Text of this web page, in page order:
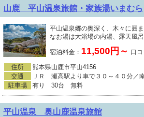
山鹿 平山温泉旅館・家族湯いまむら
平山温泉郷の奥深く、木々に囲
なお湯は大浴場の内湯、露天風
宿泊料金： 11,500円～ 口コ
住所
熊本県山鹿市平山4156
交通
ＪＲ 瀬高駅より車で３０～４０分／
駐車場
有り 30台 無料
平山温泉 奥山鹿温泉旅館